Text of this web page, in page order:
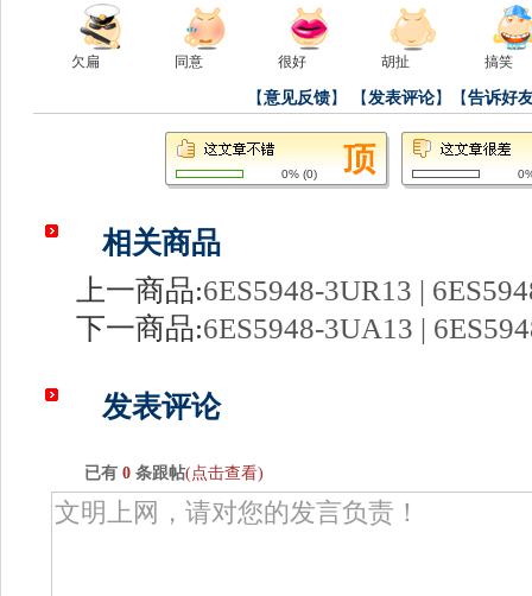
欠扁 同意 很好 胡扯 搞笑
【意见反馈】 【发表评论】【告诉好
0% (0)
相关商品
上一商品:6ES5948-3UR13 |
下一商品:6ES5948-3UA13 |
发表评论
已有 0 条跟帖(点击查看)